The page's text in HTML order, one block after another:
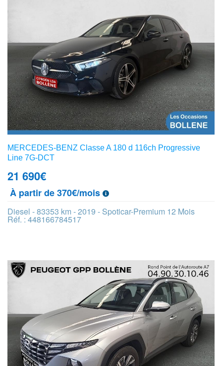
MERCEDES-BENZ Classe A 180 d 116ch Progressive
Line 7G-DCT
21 690€
À partir de 370€/mois
Diesel - 83353 km - 2019 - Spoticar-Premium 12 Mois
Réf. : 448166784517